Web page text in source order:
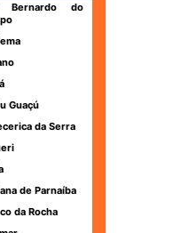
Bernardo do
Guaçú
da Serra
de Parnaíba
da Rocha